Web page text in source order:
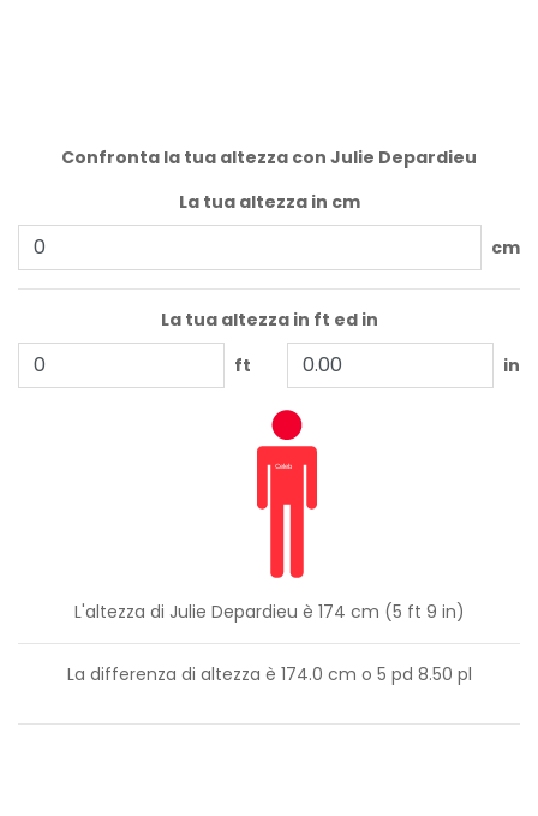
Confronta la tua altezza con Julie Depardieu
La tua altezza in cm
cm
La tua altezza in ft ed in
ft
in
L'altezza di Julie Depardieu è 174 cm (5 ft 9 in)
La differenza di altezza è 174.0 cm o 5 pd 8.50 pl